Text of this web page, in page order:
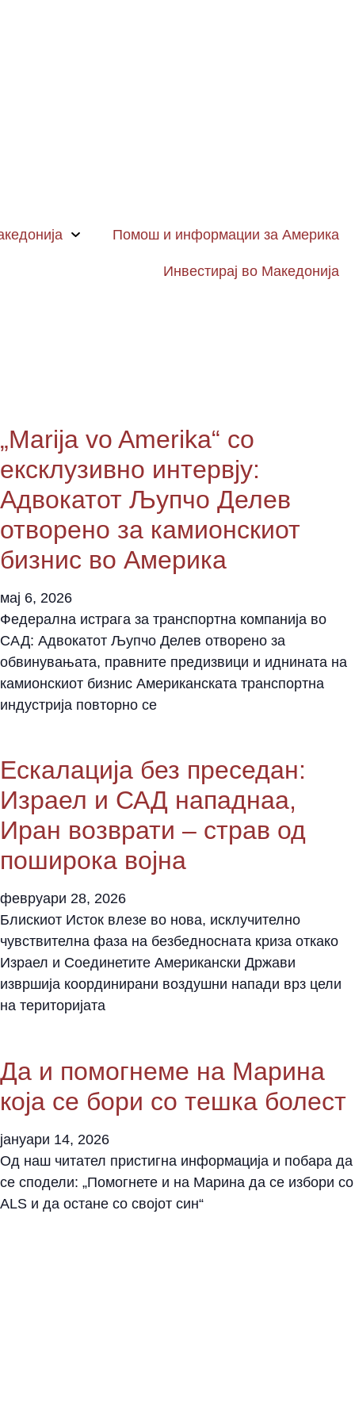
Помош и информации за Америка
Инвестирај во Македонија
„Marija vo Amerika“ со
ексклузивно интервју:
Адвокатот Љупчо Делев
отворено за камионскиот
бизнис во Америка
мај 6, 2026
Федерална истрага за транспортна компанија во
САД: Адвокатот Љупчо Делев отворено за
обвинувањата, правните предизвици и иднината на
камионскиот бизнис Американската транспортна
индустрија повторно се
Ескалација без преседан:
Израел и САД нападнаа,
Иран возврати – страв од
поширока војна
февруари 28, 2026
Блискиот Исток влезе во нова, исклучително
чувствителна фаза на безбедносната криза откако
Израел и Соединетите Американски Држави
извршија координирани воздушни напади врз цели
на територијата
Да и помогнеме на Марина
која се бори со тешка болест
јануари 14, 2026
Oд наш читател пристигна информација и побара да
се сподели: „Помогнете и на Марина да се избори со
ALS и да остане со својот син“